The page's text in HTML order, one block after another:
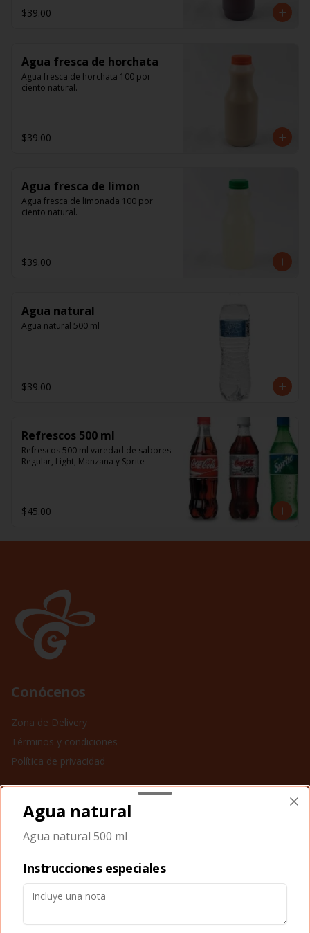
$39.00
Agua fresca de horchata
Agua fresca de horchata 100 por
ciento natural.
$39.00
Agua fresca de limon
Agua fresca de limonada 100 por
ciento natural.
$39.00
Agua natural
Agua natural 500 ml
$39.00
Refrescos 500 ml
Refrescos 500 ml varedad de sabores
Regular, Light, Manzana y Sprite
$45.00
Conócenos
Zona de Delivery
Términos y condiciones
Política de privacidad
Redes sociales
Instagram
Facebook
Mi cuenta
Iniciar sesión
Agua natural
Agua natural 500 ml
Instrucciones especiales